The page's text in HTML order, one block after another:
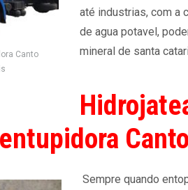
Canto
até industrias, com a
de agua potavel,
mineral de santa
Sempre quando